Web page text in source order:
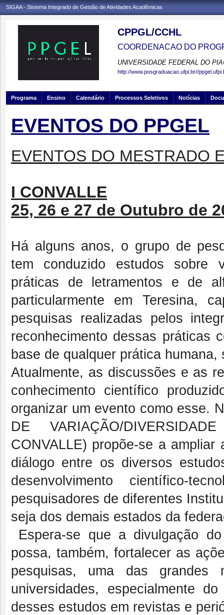
SIGAA - Sistema Integrado de Gestão de Atividades Acadêmicas
CPPGL/CCHL
COORDENACAO DO
UNIVERSIDADE FEDERAL DO
http://www.posgraduacao.ufpi.br//
Programa Ensino Calendário Processos Seletivos Notícias
EVENTOS DO PPGEL
EVENTOS DO MESTRADO
I CONVALLE
25, 26 e 27 de Outubro de
Há alguns anos, o grupo de
tem conduzido estudos sobre
práticas de letramentos e de
particularmente em Teresina,
pesquisas realizadas pelos
reconhecimento dessas práticas
base de qualquer prática
Atualmente, as discussões e as
conhecimento científico
organizar um evento como esse.
DE VARIAÇÃO/
CONVALLE) propõe-se a
diálogo entre os diversos
desenvolvimento científico-
pesquisadores de diferentes
seja dos demais estados da
Espera-se que a divulgação
possa, também, fortalecer as
pesquisas, uma das grandes
universidades, especialmente
desses estudos em revistas e